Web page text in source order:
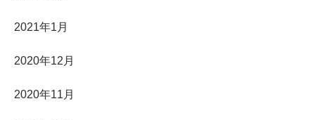
2021年1月
2020年12月
2020年11月